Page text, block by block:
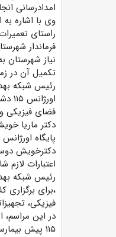
امدادرسانی
وی با اشاره
راستای
نیاز شهرستان
تکمیل آن در
فضای فیزیکی
پایگاه اورژانس ۱۱۵ جاده‌ای بوشکان، تمامی پایگاه‌ها دارای ساختمان می‌شوند.
اعتبارات لازم شاهد
رئیس شبکه
،برای
فیزیکی،
۱۱۵ پیش بیمارستانی و فوریت‌های پزشکی شهرستان توسط فرماندار با اهدای لوح یادبود تجلیل به عمل آمد.